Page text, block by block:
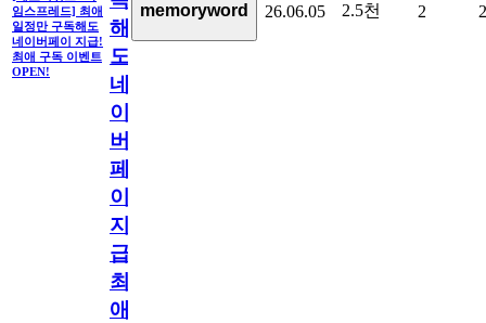
임스프레드] 최애
일정만 구독해도
네이버페이 지급!
최애 구독 이벤트
OPEN!
해
도
네
이
버
페
이
지
급!
최
애
memoryword 26.06.05 2.5천 2 2